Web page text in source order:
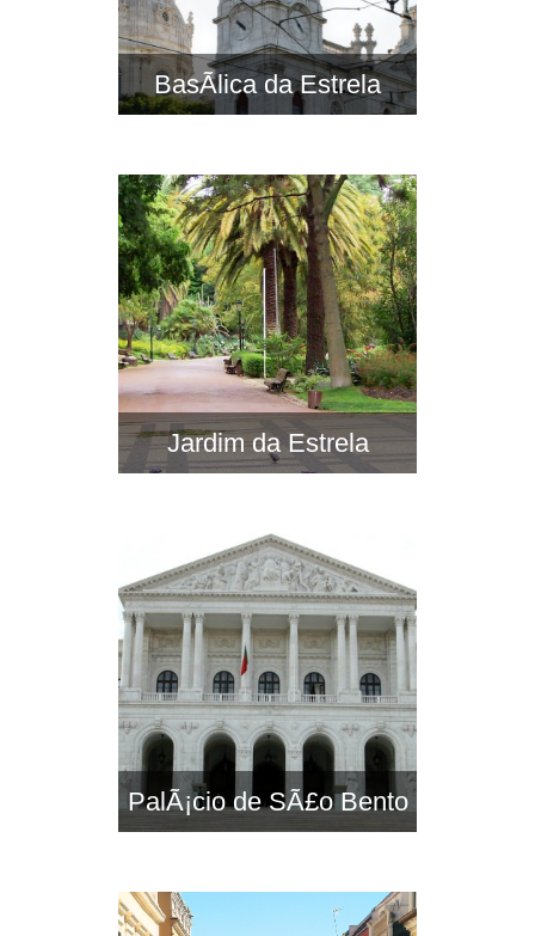
BasÃ­lica da Estrela
Jardim da Estrela
PalÃ¡cio de SÃ£o Bento